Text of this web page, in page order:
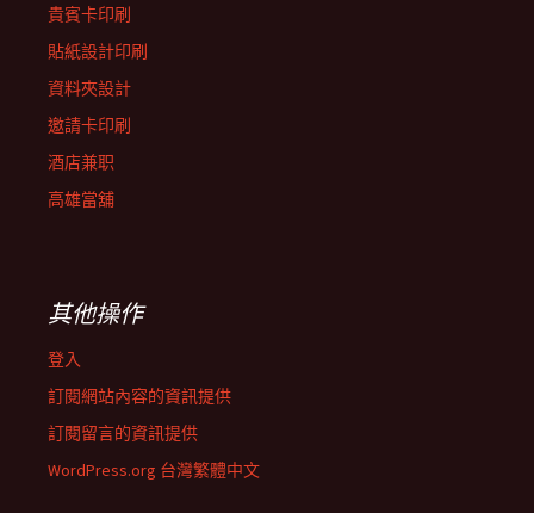
貴賓卡印刷
貼紙設計印刷
資料夾設計
邀請卡印刷
酒店兼职
高雄當舖
其他操作
登入
訂閱網站內容的資訊提供
訂閱留言的資訊提供
WordPress.org 台灣繁體中文